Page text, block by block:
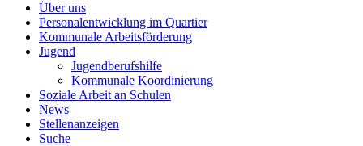
Über uns
Personalentwicklung im Quartier
Kommunale Arbeitsförderung
Jugend
Jugendberufshilfe
Kommunale Koordinierung
Soziale Arbeit an Schulen
News
Stellenanzeigen
Suche